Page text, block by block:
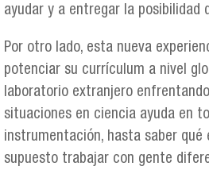
ayudar y a entregar la posibilidad
Por otro lado, esta nueva
potenciar su currículum a nivel
laboratorio extranjero
situaciones en ciencia ayuda en
instrumentación, hasta saber
supuesto trabajar con gente